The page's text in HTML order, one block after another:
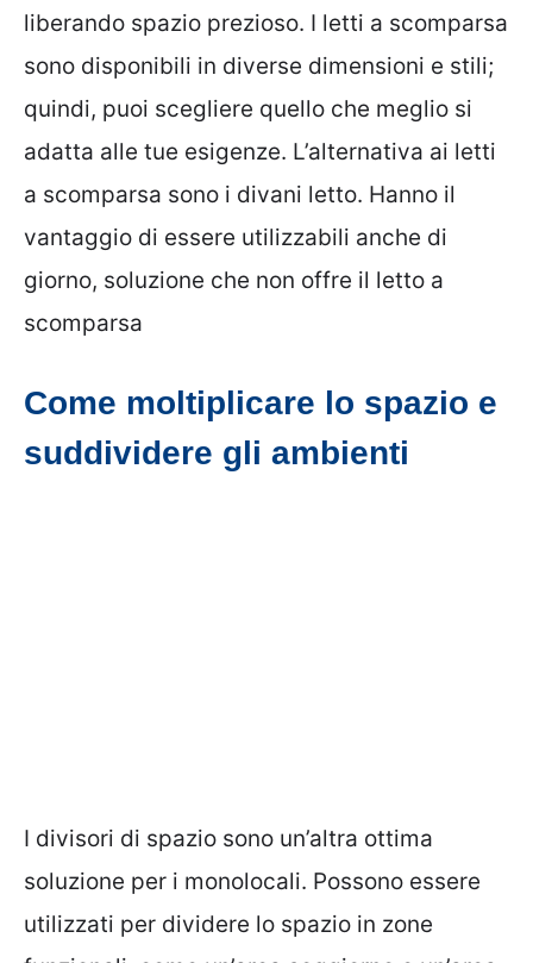
liberando spazio prezioso. I letti a scomparsa
sono disponibili in diverse dimensioni e stili;
quindi, puoi scegliere quello che meglio si
adatta alle tue esigenze. L’alternativa ai letti
a scomparsa sono i divani letto. Hanno il
vantaggio di essere utilizzabili anche di
giorno, soluzione che non offre il letto a
scomparsa
Come moltiplicare lo spazio e
suddividere gli ambienti
I divisori di spazio sono un’altra ottima
soluzione per i monolocali. Possono essere
utilizzati per dividere lo spazio in zone